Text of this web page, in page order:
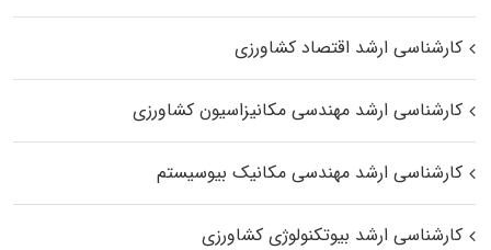
کارشناسی ارشد اقتصاد کشاورزی
کارشناسی ارشد مهندسی مکانیزاسیون کشاورزی
کارشناسی ارشد مهندسی مکانیک بیوسیستم
کارشناسی ارشد بیوتکنولوژی کشاورزی